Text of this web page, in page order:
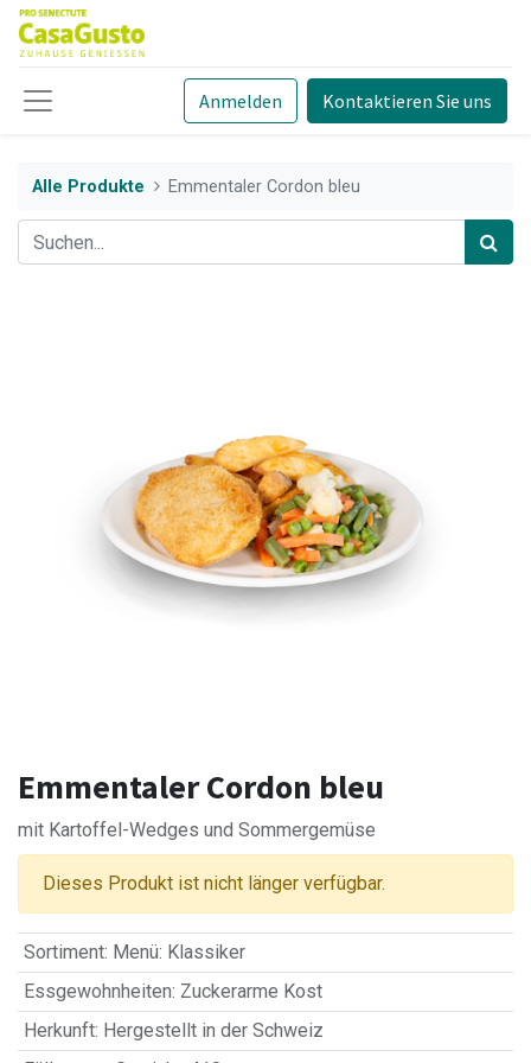
Anmelden Kontaktieren Sie uns
Alle Produkte Emmentaler Cordon bleu
Emmentaler Cordon bleu
mit Kartoffel-Wedges und Sommergemüse
Dieses Produkt ist nicht länger verfügbar.
Sortiment: Menü: Klassiker
Essgewohnheiten: Zuckerarme Kost
Herkunft: Hergestellt in der Schweiz